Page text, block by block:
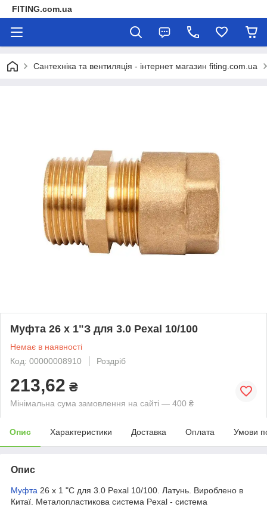
FITING.com.ua
Сантехніка та вентиляція - інтернет магазин fiting.com.ua
Муфта 26 х 1"З для 3.0 Pexal 10/100
Немає в наявності
Код: 00000008910
Роздріб
213,62 ₴
Мінімальна сума замовлення на сайті — 400 ₴
Опис Характеристики Доставка Оплата Умови
Опис
Муфта 26 х 1 "С для 3.0 Pexal 10/100. Латунь. Вироблено в
Китаї. Металопластикова система Pexal - система